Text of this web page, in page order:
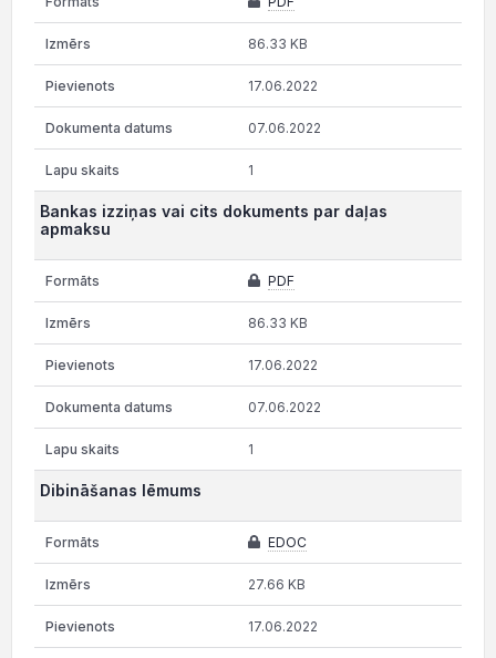
86.33 KB
17.06.2022
07.06.2022
1
Bankas izziņas vai cits dokuments par daļas
apmaksu
PDF
86.33 KB
17.06.2022
07.06.2022
1
Dibināšanas lēmums
EDOC
27.66 KB
17.06.2022